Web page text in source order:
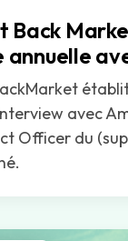
Back
avec
Officer du